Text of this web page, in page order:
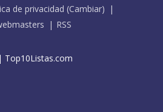
de privacidad (Cambiar)
RSS
| Top10Listas.com